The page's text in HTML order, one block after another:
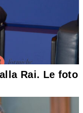
Rai. Le foto